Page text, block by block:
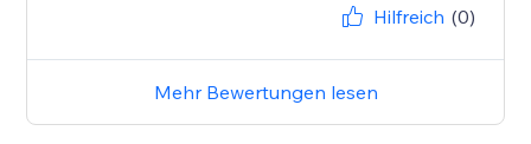
Hilfreich (0)
Mehr Bewertungen lesen